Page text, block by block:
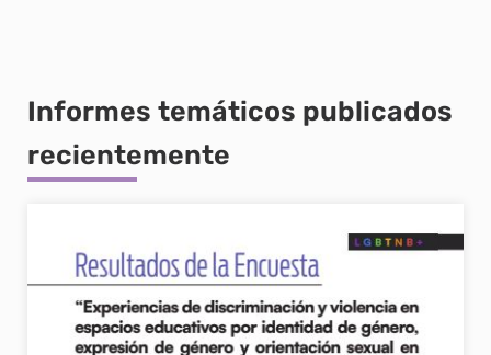
Informes temáticos publicados
recientemente